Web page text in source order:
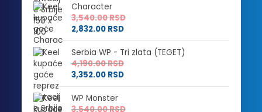
Character
3,540.00RSD
2,832.00 RSD
Serbia WP - Tri zlata (TEGET)
4,190.00RSD
3,352.00 RSD
WP Monster
3,540.00RSD